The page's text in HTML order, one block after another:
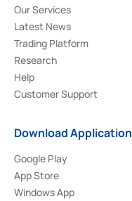
Our Services
Latest News
Trading Platform
Research
Help
Customer Support
Download Application
Google Play
App Store
Windows App